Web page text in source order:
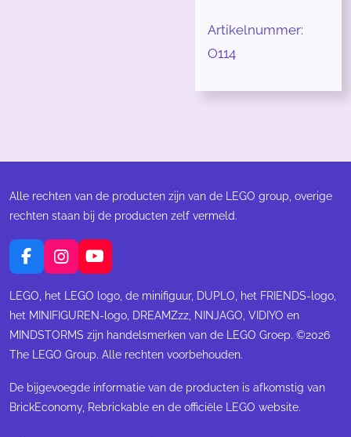
Artikelnummer:
O114
Alle rechten van de producten zijn van de LEGO group, overige
rechten staan bij de producten zelf vermeld.
F
a
c
e
o
o
I
n
s
t
g
r
m
Y
o
u
T
u
b
e
LEGO, het LEGO logo, de minifiguur, DUPLO, het FRIENDS-logo,
het MINIFIGUREN-logo, DREAMZzz, NINJAGO, VIDIYO en
MINDSTORMS zijn handelsmerken van de LEGO Groep. ©2026
The LEGO Group. Alle rechten voorbehouden.
De bijgevoegde informatie van de producten is afkomstig van
BrickEconomy, Rebrickable en de officiële LEGO website.